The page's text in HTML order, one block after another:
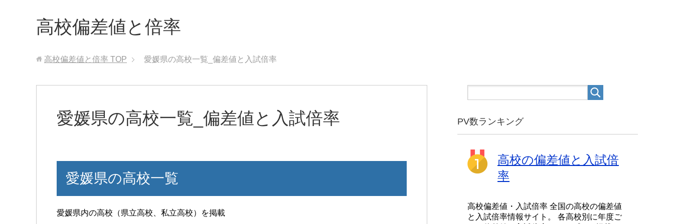
高校偏差値と倍率
高校偏差値と倍率 TOP 愛媛県の高校一覧_偏差値と入試倍率
愛媛県の高校一覧_偏差値と入試倍率
愛媛県の高校一覧
愛媛県内の高校（県立高校、私立高校）を掲載
PV数ランキング
高校の偏差値と入試倍
率
高校偏差値・入試倍率 全国の高校の偏差値
と入試倍率情報サイト。 各高校別に年度ご